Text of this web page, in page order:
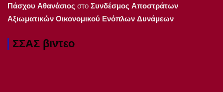
Πάσχου Αθανάσιος στοΣυνδέσμος Αποστράτων
Αξιωματικών Οικονομικού Ενόπλων Δυνάμεων
ΣΣΑΣ βιντεο